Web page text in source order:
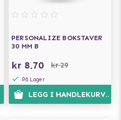
PERSONALIZE BOKSTAVER
30 MM B
kr 8,70 kr 29
På Lager
LEGG I HANDLEKURVEN